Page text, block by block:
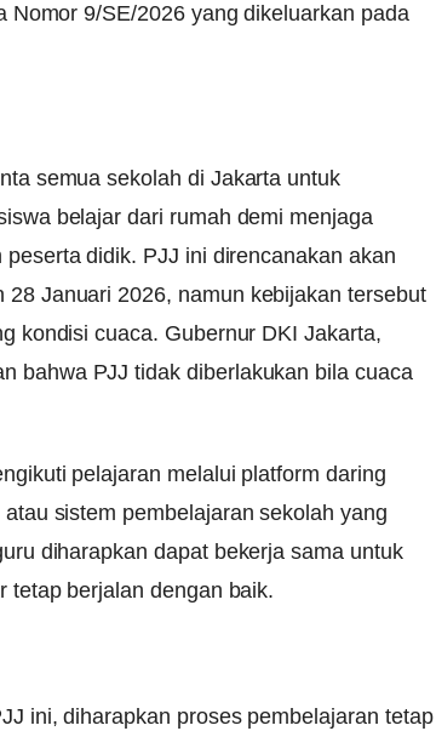
Nomor 9/SE/2026 yang dikeluarkan pada
semua sekolah di Jakarta untuk
belajar dari rumah demi menjaga
didik. PJJ ini direncanakan akan
28 Januari 2026, namun kebijakan tersebut
kondisi cuaca. Gubernur DKI Jakarta,
bahwa PJJ tidak diberlakukan bila cuaca
pelajaran melalui platform daring
sistem pembelajaran sekolah yang
diharapkan dapat bekerja sama untuk
tetap berjalan dengan baik.
ini, diharapkan proses pembelajaran tetap